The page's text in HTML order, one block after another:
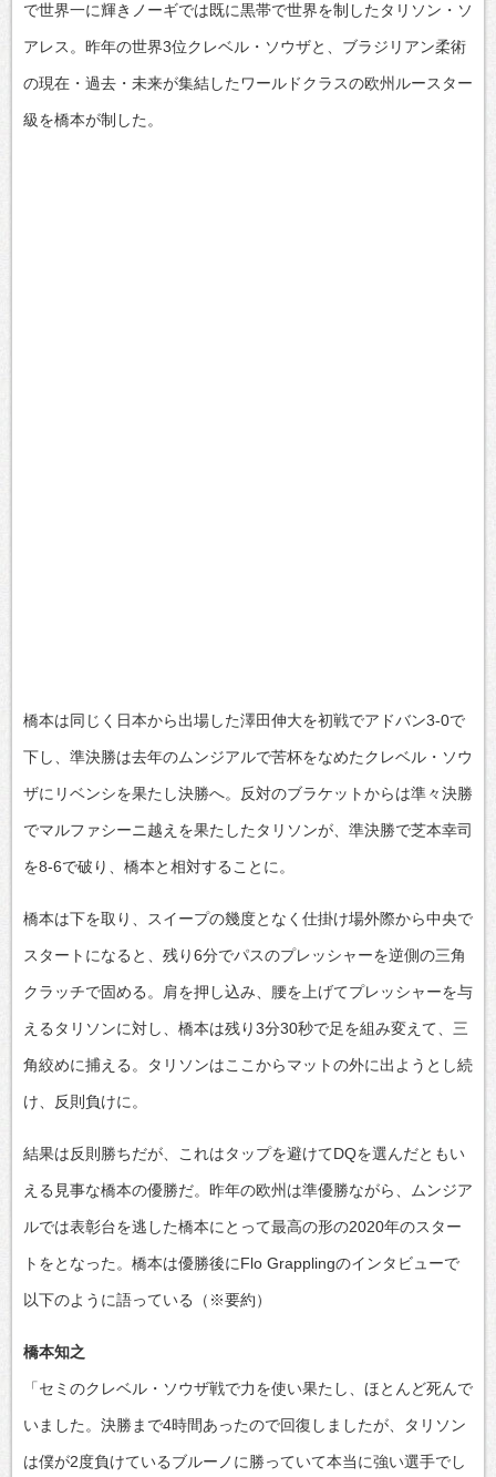
で世界一に輝きノーギでは既に黒帯で世界を制したタリソン・ソ
アレス。昨年の世界3位クレベル・ソウザと、ブラジリアン柔術
の現在・過去・未来が集結したワールドクラスの欧州ルースター
級を橋本が制した。
橋本は同じく日本から出場した澤田伸大を初戦でアドバン3-0で
下し、準決勝は去年のムンジアルで苦杯をなめたクレベル・ソウ
ザにリベンシを果たし決勝へ。反対のブラケットからは準々決勝
でマルファシーニ越えを果たしたタリソンが、準決勝で芝本幸司
を8-6で破り、橋本と相対することに。
橋本は下を取り、スイープの幾度となく仕掛け場外際から中央で
スタートになると、残り6分でパスのプレッシャーを逆側の三角
クラッチで固める。肩を押し込み、腰を上げてプレッシャーを与
えるタリソンに対し、橋本は残り3分30秒で足を組み変えて、三
角絞めに捕える。タリソンはここからマットの外に出ようとし続
け、反則負けに。
結果は反則勝ちだが、これはタップを避けてDQを選んだともい
える見事な橋本の優勝だ。昨年の欧州は準優勝ながら、ムンジア
ルでは表彰台を逃した橋本にとって最高の形の2020年のスター
トをとなった。橋本は優勝後にFlo Grapplingのインタビューで
以下のように語っている（※要約）
橋本知之
「セミのクレベル・ソウザ戦で力を使い果たし、ほとんど死んで
いました。決勝まで4時間あったので回復しましたが、タリソン
は僕が2度負けているブルーノに勝っていて本当に強い選手でし